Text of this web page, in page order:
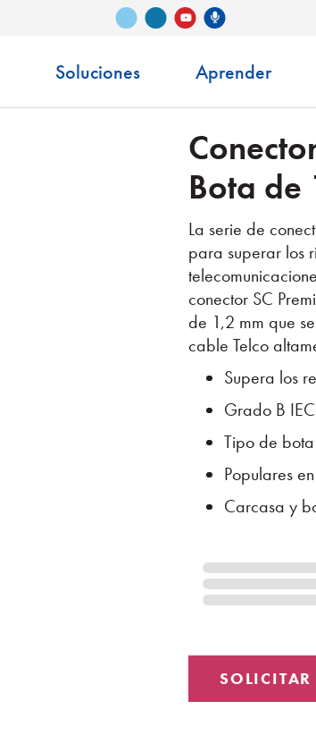
Vimeo LinkedInYouTubePodcast de
Soluciones Aprender
Bota de
La serie de
para superar los
conector SC
de 1,2 mm que
cable Telco
Supera los
Grado B
Tipo de
Populares
Carcasa y